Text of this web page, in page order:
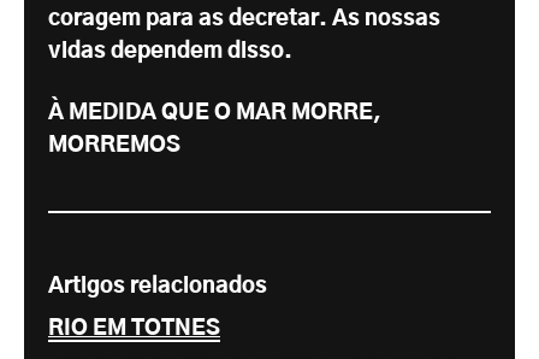
coragem para as decretar. As nossas
vidas dependem disso.
À MEDIDA QUE O MAR MORRE,
MORREMOS
Artigos relacionados
RIO EM TOTNES